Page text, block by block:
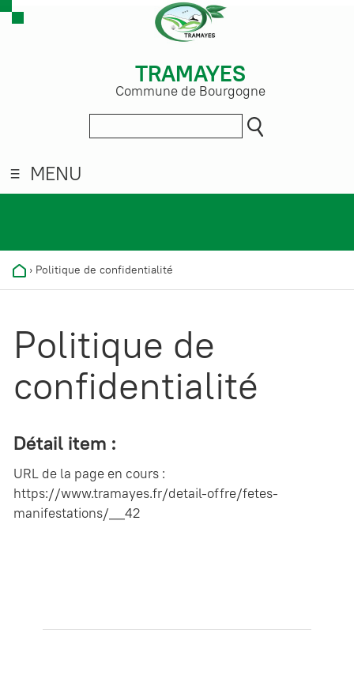
TRAMAYES
Commune de Bourgogne
MENU
› Politique de confidentialité
Politique de
confidentialité
Détail item :
URL de la page en cours :
https://www.tramayes.fr/detail-offre/fetes-
manifestations/__42